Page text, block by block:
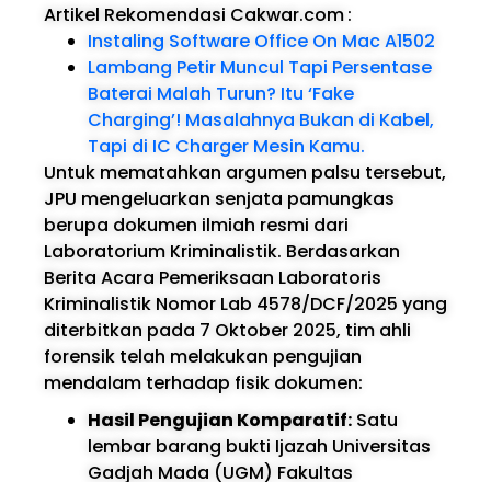
Artikel Rekomendasi Cakwar.com:
Instaling Software Office On Mac A1502
Lambang Petir Muncul Tapi Persentase
Baterai Malah Turun? Itu ‘Fake
Charging’! Masalahnya Bukan di Kabel,
Tapi di IC Charger Mesin Kamu.
Untuk mematahkan argumen palsu tersebut,
JPU mengeluarkan senjata pamungkas
berupa dokumen ilmiah resmi dari
Laboratorium Kriminalistik. Berdasarkan
Berita Acara Pemeriksaan Laboratoris
Kriminalistik Nomor Lab 4578/DCF/2025 yang
diterbitkan pada 7 Oktober 2025, tim ahli
forensik telah melakukan pengujian
mendalam terhadap fisik dokumen:
Hasil Pengujian Komparatif: Satu
lembar barang bukti Ijazah Universitas
Gadjah Mada (UGM) Fakultas